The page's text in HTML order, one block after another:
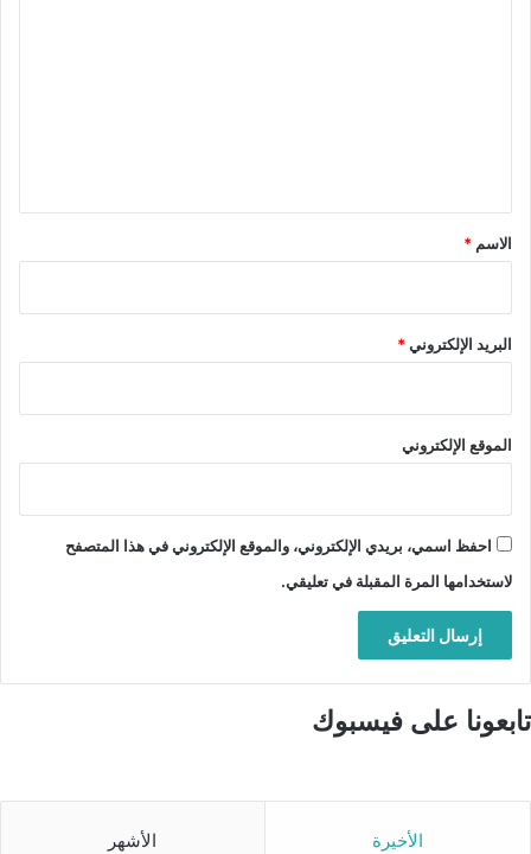
*
الاسم *
البريد الإلكتروني*
الموقع الإلكتروني
احفظ اسمي، بريدي الإلكتروني، والموقع الإلكتروني في هذا المتصفح
لاستخدامها المرة المقبلة في تعليقي.
تابعونا على فيسبوك
الأخيرة الأشهر